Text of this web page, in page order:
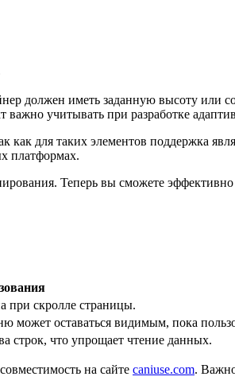
должен иметь заданную высоту или
важно учитывать при разработке
как для таких элементов поддержка
платформах.
Теперь вы сможете
при скролле страницы.
оставаться видимым, пока
строк, что упрощает чтение данных.
на сайте caniuse.com.